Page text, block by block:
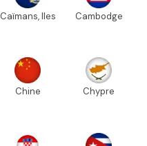
Caïmans, Iles Cambodge
Chine Chypre